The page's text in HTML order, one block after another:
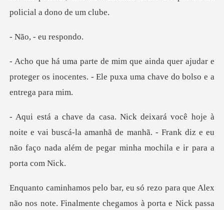
- eu re
er ajudar e
proteger os inocentes. - Ele pu
e vai buscá-la amanhã de manhã. - Frank diz e eu
não faço